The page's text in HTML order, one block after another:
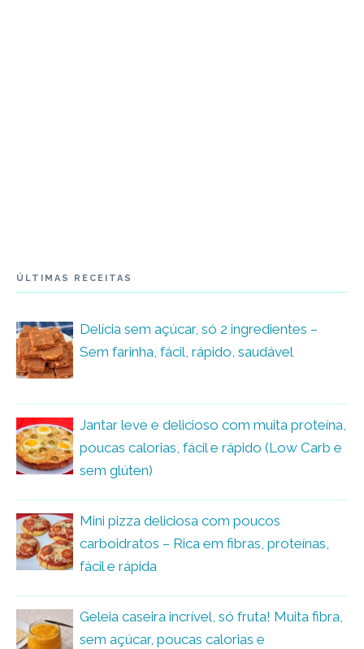
ÚLTIMAS RECEITAS
Delícia sem açúcar, só 2 ingredientes –
Sem farinha, fácil, rápido, saudável
Jantar leve e delicioso com muita proteína,
poucas calorias, fácil e rápido (Low Carb e
sem glúten)
Mini pizza deliciosa com poucos
carboidratos – Rica em fibras, proteínas,
fácil e rápida
Geleia caseira incrível, só fruta! Muita fibra,
sem açúcar, poucas calorias e